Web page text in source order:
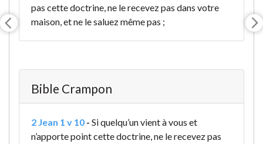
pas cette doctrine, ne le recevez pas dans votre
maison, et ne le saluez même pas ;
Bible Crampon
2 Jean 1 v 10 - Si quelqu’un vient à vous et
n’apporte point cette doctrine, ne le recevez pas